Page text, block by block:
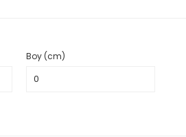
Boy (cm)